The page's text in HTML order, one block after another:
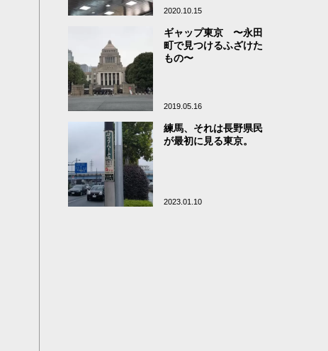
2020.10.15
ギャップ東京 〜永田
町で見つけるふざけた
もの〜
2019.05.16
練馬、それは長野県民
が最初に見る東京。
2023.01.10